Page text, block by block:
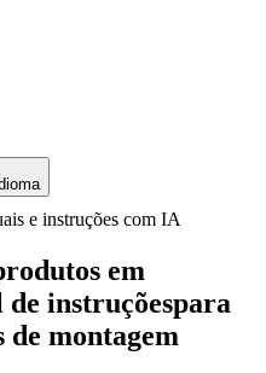
e instruções com IA
em
de instruçõespara
de montagem